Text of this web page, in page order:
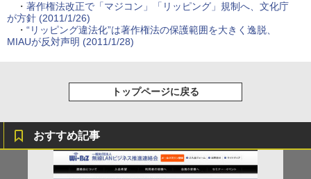
・ 著作権法改正で「マジコン」「リッピング」規制へ、文化庁
が方針 (2011/1/26)
・ “リッピング違法化”は著作権法の保護範囲を大きく逸脱、
MIAUが反対声明 (2011/1/28)
トップページに戻る
おすすめ記事